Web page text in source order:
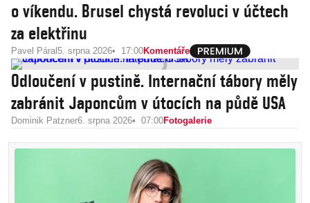
o víkendu. Brusel chystá revoluci v účtech
za elektřinu
Pavel Páral 5. srpna 2026 17:00Komentáře
Odloučení v pustině. Internační tábory měly
zabránit Japoncům v útocích na půdě USA
Dominik Patzner6. srpna 2026 07:00Fotogalerie